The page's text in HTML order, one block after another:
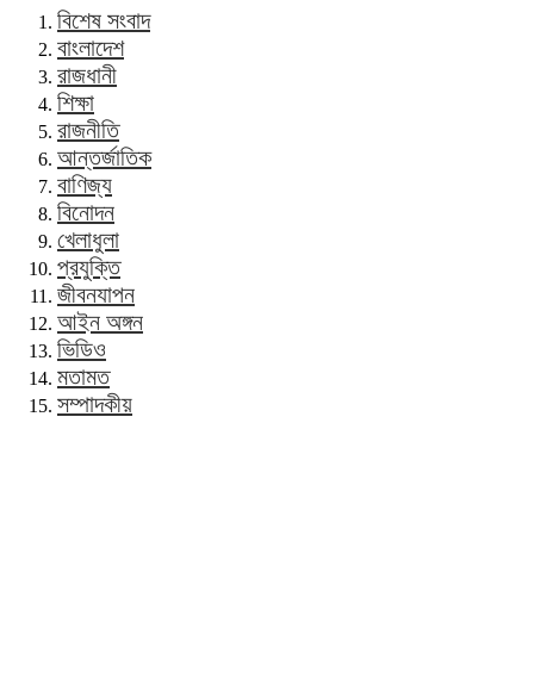
বিশেষ সংবাদ
বাংলাদেশ
রাজধানী
শিক্ষা
রাজনীতি
আন্তর্জাতিক
বাণিজ্য
বিনোদন
খেলাধুলা
প্রযুক্তি
জীবনযাপন
আইন অঙ্গন
ভিডিও
মতামত
সম্পাদকীয়